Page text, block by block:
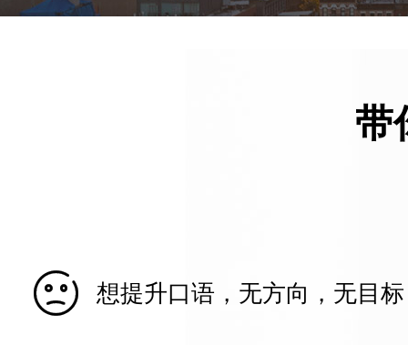
带
 想提升口语，无方向，无目